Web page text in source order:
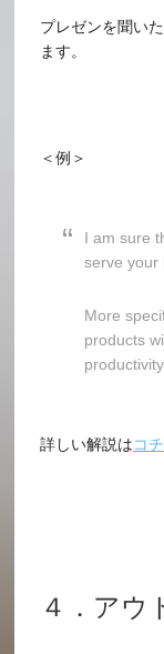
プレゼンを聞い
ます。
＜例＞
I am sure
serve your
More
products
productivity.
詳しい解説はコ
４．アウ